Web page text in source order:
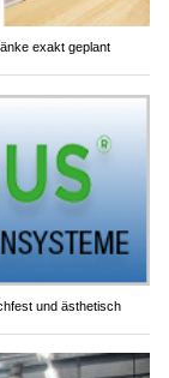
exakt geplant
und ästhetisch